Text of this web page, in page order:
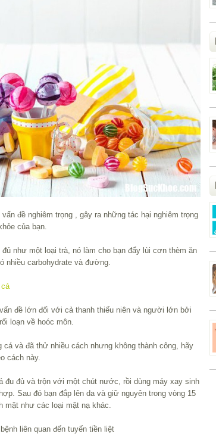
đề nghiêm trọng , gây ra những tác hại nghiêm trọng
của bạn.
đủ như một loại trà, nó làm cho bạn đẩy lùi cơn thèm ăn
nhiều carbohydrate và đường.
đề lớn đối với cả thanh thiếu niên và người lớn bởi
loạn về hoóc môn.
cá và đã thử nhiều cách nhưng không thành công, hãy
cách này.
đu đủ và trộn với một chút nước, rồi dùng máy xay sinh
Sau đó bạn đắp lên da và giữ nguyên trong vòng 15
mặt như các loại mặt nạ khác.
liên quan đến tuyến tiền liệt